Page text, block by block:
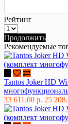
Рейтинг
Продолжить
Рекомендуемые
Tantos Joker HD
33 611.00 р. 25